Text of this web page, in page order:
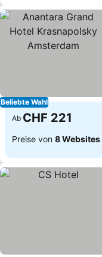
Beliebte Wahl
Ab CHF 221
Preise von 8 Websites